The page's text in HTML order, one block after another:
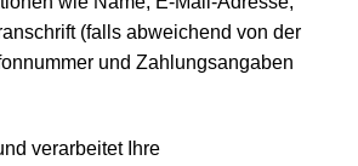
(falls abweichend von der
und Zahlungsangaben
verarbeitet Ihre